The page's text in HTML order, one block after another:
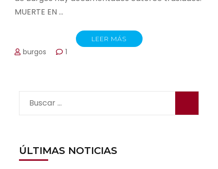
MUERTE EN …
LEER MÁS
burgos 1
Buscar:
ÚLTIMAS NOTICIAS